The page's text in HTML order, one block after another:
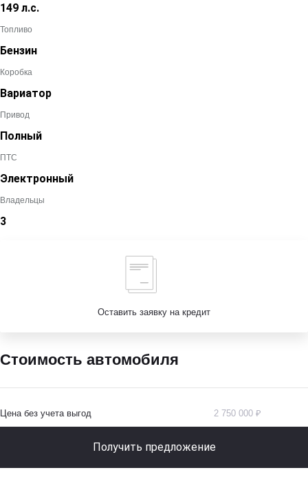
149 л.с.
Топливо
Бензин
Коробка
Вариатор
Привод
Полный
ПТС
Электронный
Владельцы
3
Оставить заявку на кредит
Стоимость автомобиля
Цена без учета выгод 2 750 000 ₽
Получить предложение